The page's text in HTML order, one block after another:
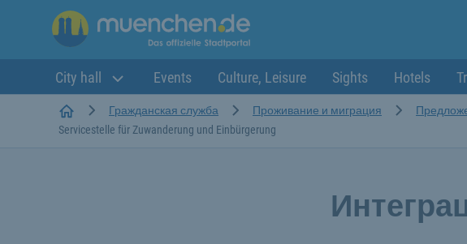
City hall Events Culture, Leisure Sights Hotels
StartseiteГражданская служба Проживание и миграция
Servicestelle für Zuwanderung und Einbürgerung